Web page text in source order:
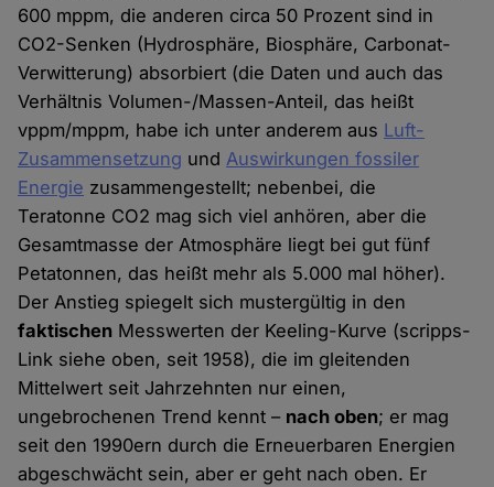
600 mppm, die anderen circa 50 Prozent sind in
CO2-Senken (Hydrosphäre, Biosphäre, Carbonat-
Verwitterung) absorbiert (die Daten und auch das
Verhältnis Volumen-/Massen-Anteil, das heißt
vppm/mppm, habe ich unter anderem aus Luft-
Zusammensetzung undAuswirkungen fossiler
Energie zusammengestellt; nebenbei, die
Teratonne CO2 mag sich viel anhören, aber die
Gesamtmasse der Atmosphäre liegt bei gut fünf
Petatonnen, das heißt mehr als 5.000 mal höher).
Der Anstieg spiegelt sich mustergültig in den
faktischen Messwerten der Keeling-Kurve (scripps-
Link siehe oben, seit 1958), die im gleitenden
Mittelwert seit Jahrzehnten nur einen,
ungebrochenen Trend kennt – nach oben; er mag
seit den 1990ern durch die Erneuerbaren Energien
abgeschwächt sein, aber er geht nach oben. Er